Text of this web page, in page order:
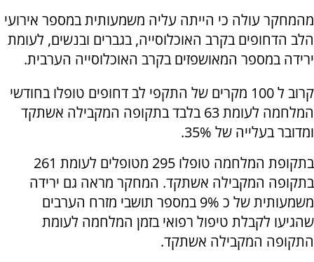
מהמחקר עולה כי הייתה עליה משמעותית במספר אירועי
הלב הדחופים בקרב האוכלוסייה, בגברים ובנשים, לעומת
ירידה במספר המאושפזים בקרב האוכלוסייה הערבית.
קרוב ל 100 מקרים של התקפי לב דחופים טופלו בחודשי
המלחמה לעומת 63 בלבד בתקופה המקבילה אשתקד
ומדובר בעלייה של 35%.
בתקופת המלחמה טופלו 295 מטופלים לעומת 261
בתקופה המקבילה אשתקד. המחקר מראה גם ירידה
משמעותית של כ 9% במספר תושבי מזרח הערבים
שהגיעו לקבלת טיפול רפואי בזמן המלחמה לעומת
התקופה המקבילה אשתקד.